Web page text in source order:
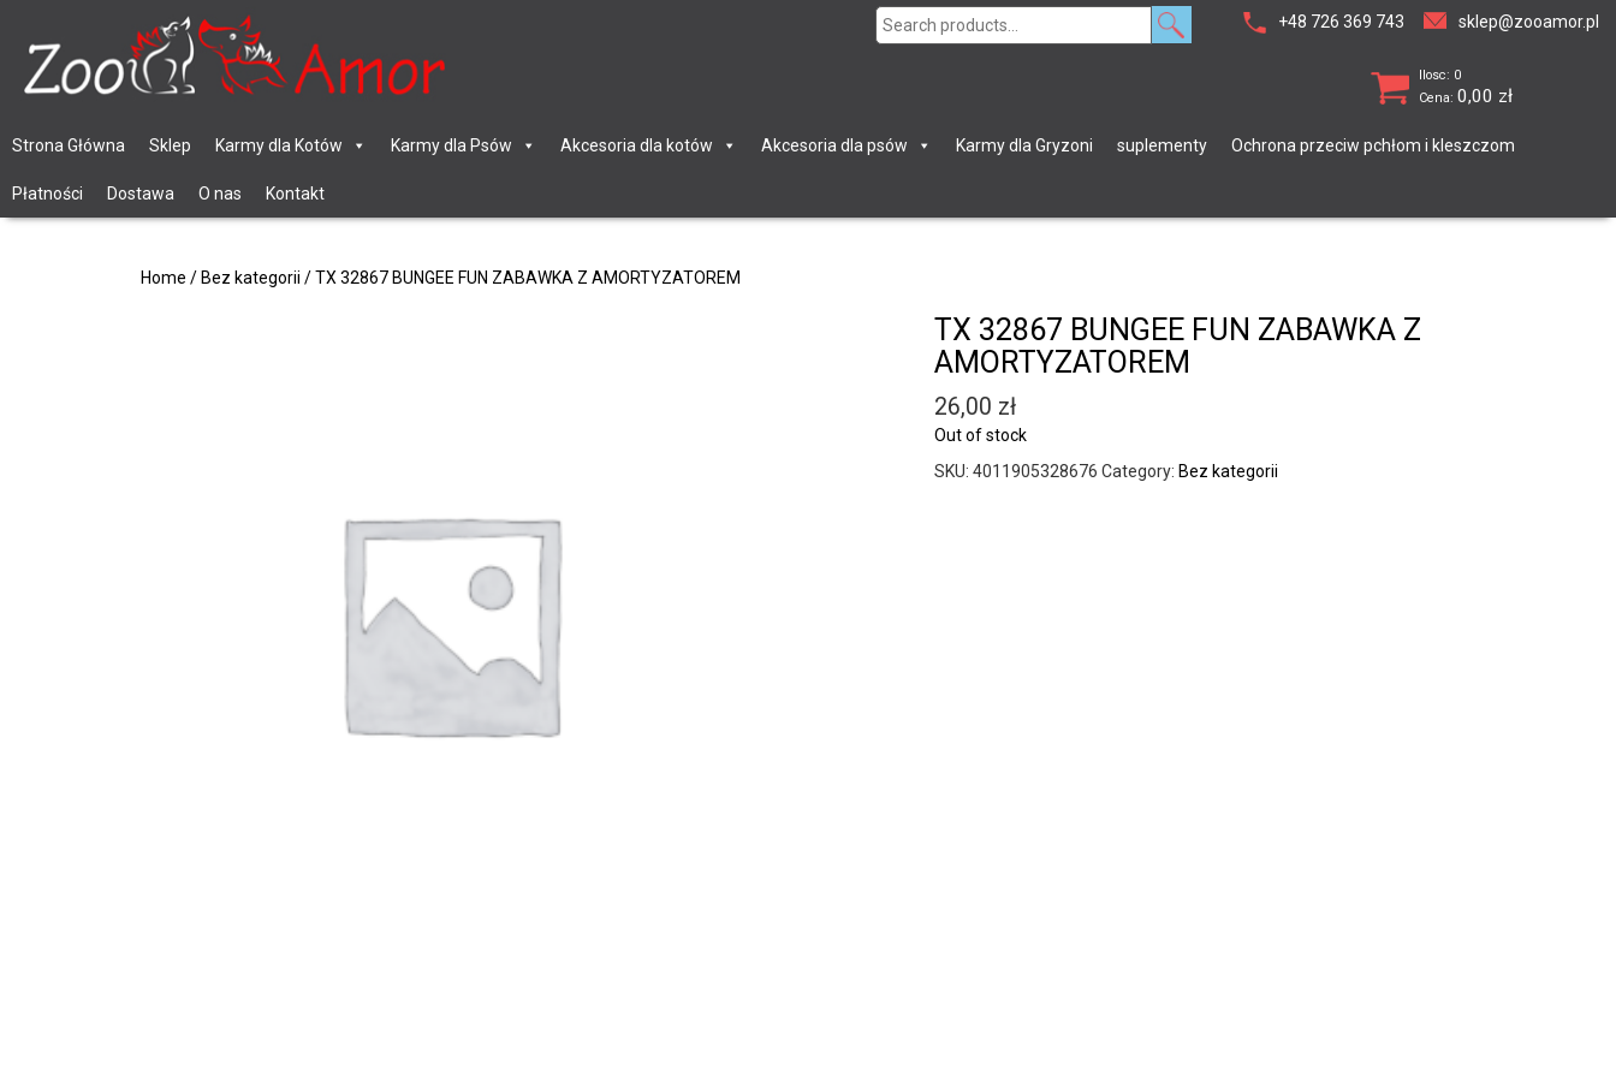
+48 726 369 743 sklep@zooamor.pl
Search
Ilosc: 0
Cena: 0,00 zł
Strona Główna Sklep Karmy dla Kotów Karmy dla Psów Akcesoria dla kotów Akcesoria dla psów Karmy dla Gryzoni suplementy Ochrona przeciw pchłom i kleszczom
Płatności Dostawa O nas Kontakt
Home / Bez kategorii / TX 32867 BUNGEE FUN ZABAWKA Z AMORTYZATOREM
TX 32867 BUNGEE FUN ZABAWKA Z
AMORTYZATOREM
26,00 zł
Out of stock
SKU: 4011905328676 Category: Bez kategorii